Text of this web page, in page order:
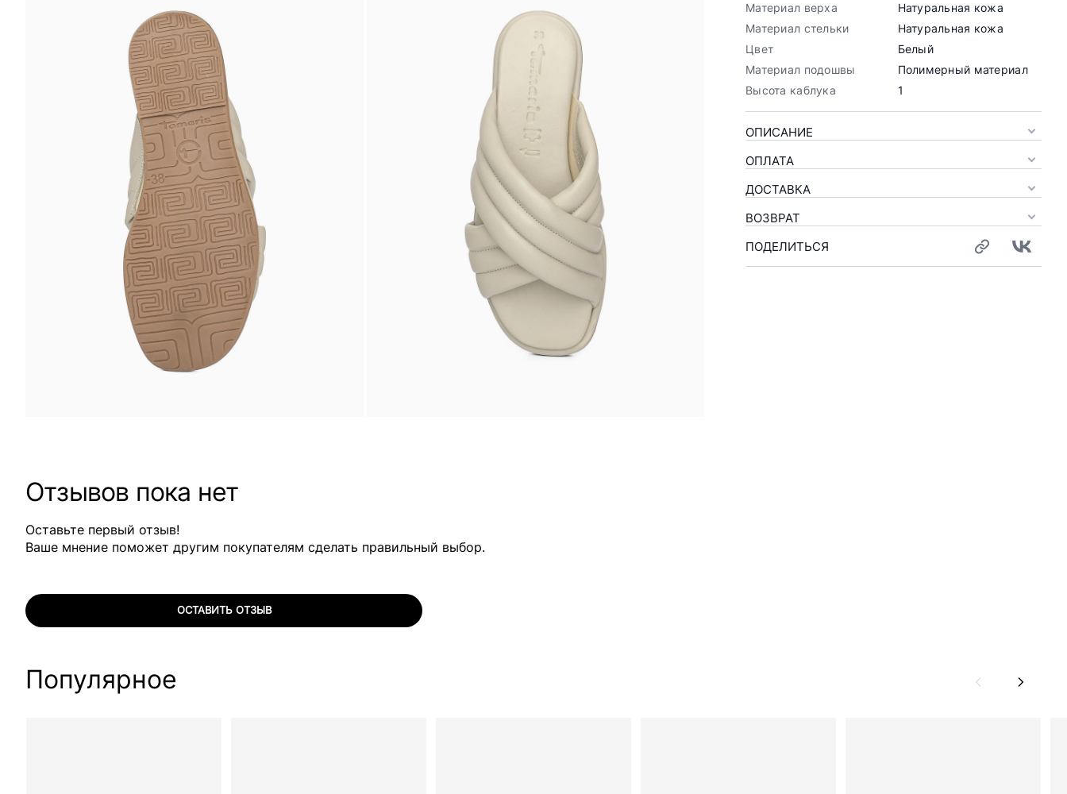
Материал верха
Натуральная кожа
Материал стельки
Натуральная кожа
Цвет
Белый
Материал подошвы
Полимерный материал
Высота каблука
1
ОПИСАНИЕ
ОПЛАТА
ДОСТАВКА
ВОЗВРАТ
ПОДЕЛИТЬСЯ
Отзывов пока нет
Оставьте первый отзыв!
Ваше мнение поможет другим покупателям сделать правильный выбор.
ОСТАВИТЬ ОТЗЫВ
Популярное